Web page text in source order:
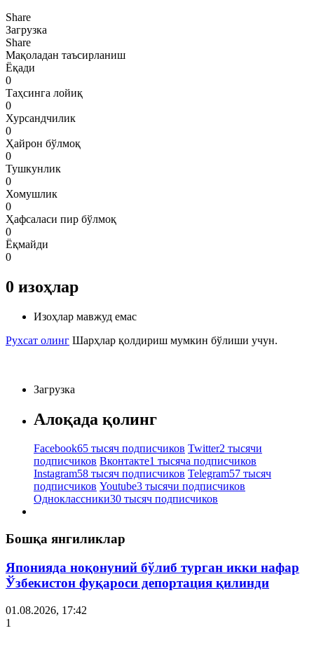
Share
Загрузка
Share
Мақоладан таъсирланиш
Ёқади
0
Таҳсинга лойиқ
0
Хурсандчилик
0
Ҳайрон бўлмоқ
0
Тушкунлик
0
Хомушлик
0
Ҳафсаласи пир бўлмоқ
0
Ёқмайди
0
0 изоҳлар
Изоҳлар мавжуд емас
Рухсат олинг Шарҳлар қолдириш мумкин бўлиши учун.
Загрузка
Алоқада қолинг
Facebook65 тысяч подписчиков Twitter2 тысячи
подписчиков Вконтакте1 тысяча подписчиков
Instagram58 тысяч подписчиков Telegram57 тысяч
подписчиков Youtube3 тысячи подписчиков
Одноклассники30 тысяч подписчиков
Бошқа янгиликлар
Японияда ноқонуний бўлиб турган икки нафар
Ўзбекистон фуқароси депортация қилинди
01.08.2026, 17:42
1